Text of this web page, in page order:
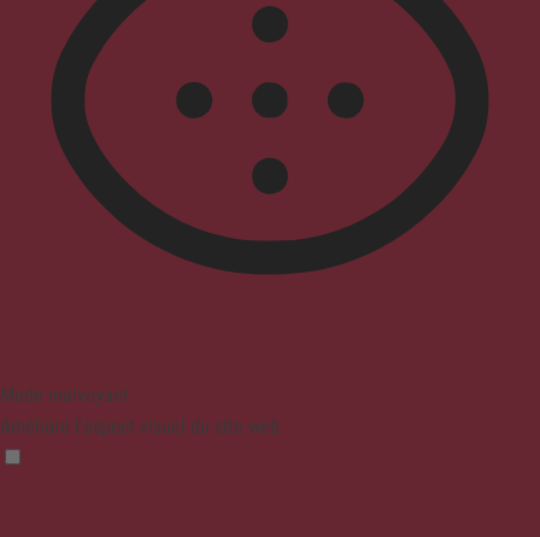
Mode malvoyant
Améliore l'aspect visuel du site web